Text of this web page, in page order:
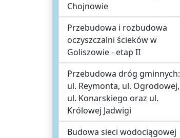
Chojnowie
Przebudowa i rozbudowa
oczyszczalni ścieków w
Goliszowie - etap II
Przebudowa dróg gminnych:
ul. Reymonta, ul. Ogrodowej,
ul. Konarskiego oraz ul.
Królowej Jadwigi
Budowa sieci wodociągowej